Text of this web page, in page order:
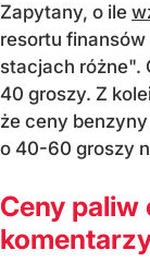
Zapytany, o ile
resortu finansów
stacjach różne".
40 groszy. Z
że ceny
o 40-60 groszy
Ceny paliw